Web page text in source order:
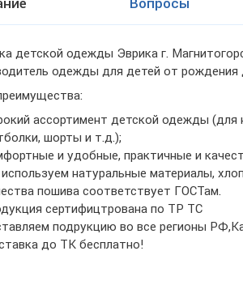
Вопросы
детской одежды Эврика г.
одежды для детей от рождения
ассортимент детской одежды (для
шорты и т.д.);
и удобные, практичные и
натуральные материалы,
пошива соответствует ГОСТам.
сертифицтрована по ТР ТС​
подрукцию во все регионы
до ТК бесплатно!